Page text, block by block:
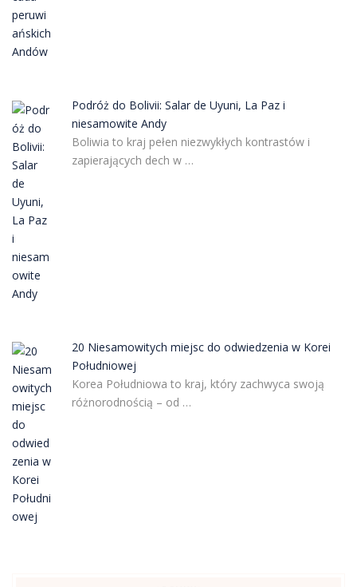
Podróż do Bolivii: Salar de Uyuni, La Paz i
niesamowite Andy
Boliwia to kraj pełen niezwykłych kontrastów i
zapierających dech w …
20 Niesamowitych miejsc do odwiedzenia w Korei
Południowej
Korea Południowa to kraj, który zachwyca swoją
różnorodnością – od …